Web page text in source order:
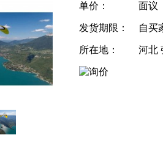
单价： 面议
发货期限： 自买
所在地： 河北